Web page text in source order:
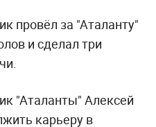
провёл за "Аталанту"
и сделал три
"Аталанты" Алексей
карьеру в